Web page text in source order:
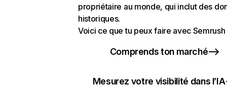
propriétaire au monde, qui inclut des
historiques.
Voici ce que tu peux faire avec Semrush
Comprends ton marché
Mesurez votre visibilité dans l’IA